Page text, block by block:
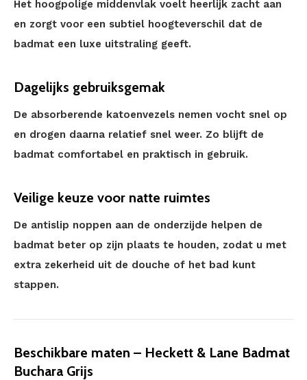
Het hoogpolige middenvlak voelt heerlijk zacht aan
en zorgt voor een subtiel hoogteverschil dat de
badmat een luxe uitstraling geeft.
Dagelijks gebruiksgemak
De absorberende katoenvezels nemen vocht snel op
en drogen daarna relatief snel weer. Zo blijft de
badmat comfortabel en praktisch in gebruik.
Veilige keuze voor natte ruimtes
De antislip noppen aan de onderzijde helpen de
badmat beter op zijn plaats te houden, zodat u met
extra zekerheid uit de douche of het bad kunt
stappen.
Beschikbare maten – Heckett & Lane Badmat
Buchara Grijs